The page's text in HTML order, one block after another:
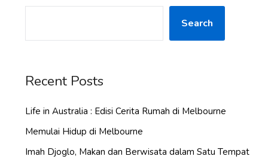
Search
Recent Posts
Life in Australia : Edisi Cerita Rumah di Melbourne
Memulai Hidup di Melbourne
Imah Djoglo, Makan dan Berwisata dalam Satu Tempat